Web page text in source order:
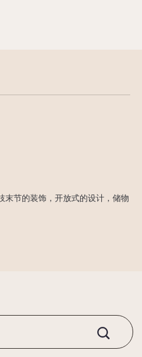
节的装饰，开放式的设计，储物